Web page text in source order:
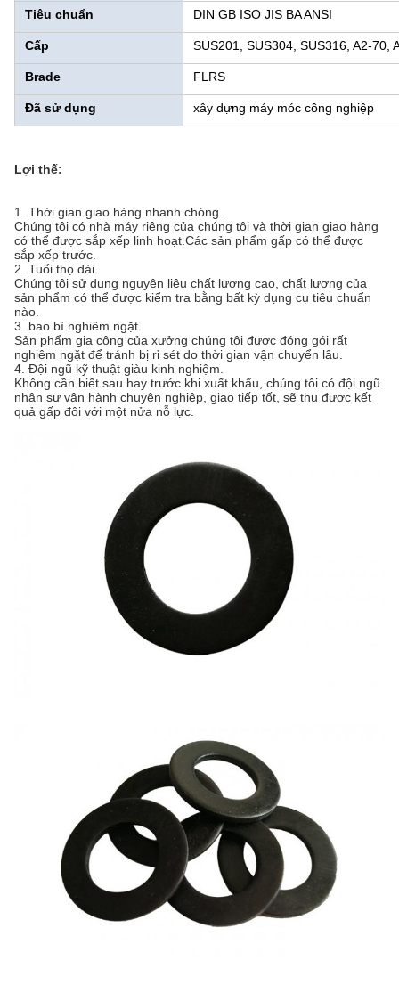
Tiêu chuẩn DIN GB ISO JIS BA ANSI
Cấp SUS201, SUS304, SUS316, A2-70,
Brade FLRS
Đã sử dụng xây dựng máy móc công nghiệp
Lợi thế:
1. Thời gian giao hàng nhanh chóng.
Chúng tôi có nhà máy riêng của chúng tôi và thời gian giao hàng
có thể được sắp xếp linh hoạt.Các sản phẩm gấp có thể được
sắp xếp trước.
2. Tuổi thọ dài.
Chúng tôi sử dụng nguyên liệu chất lượng cao, chất lượng của
sản phẩm có thể được kiểm tra bằng bất kỳ dụng cụ tiêu chuẩn
nào.
3. bao bì nghiêm ngặt.
Sản phẩm gia công của xưởng chúng tôi được đóng gói rất
nghiêm ngặt để tránh bị rỉ sét do thời gian vận chuyển lâu.
4. Đội ngũ kỹ thuật giàu kinh nghiệm.
Không cần biết sau hay trước khi xuất khẩu, chúng tôi có đội ngũ
nhân sự vận hành chuyên nghiệp, giao tiếp tốt, sẽ thu được kết
quả gấp đôi với một nửa nỗ lực.